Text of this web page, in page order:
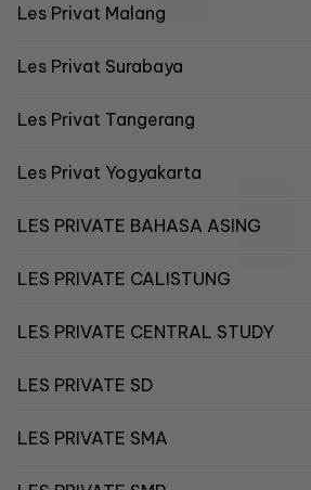
Les Privat Malang
Les Privat Surabaya
Les Privat Tangerang
Les Privat Yogyakarta
LES PRIVATE BAHASA ASING
LES PRIVATE CALISTUNG
LES PRIVATE CENTRAL STUDY
LES PRIVATE SD
LES PRIVATE SMA